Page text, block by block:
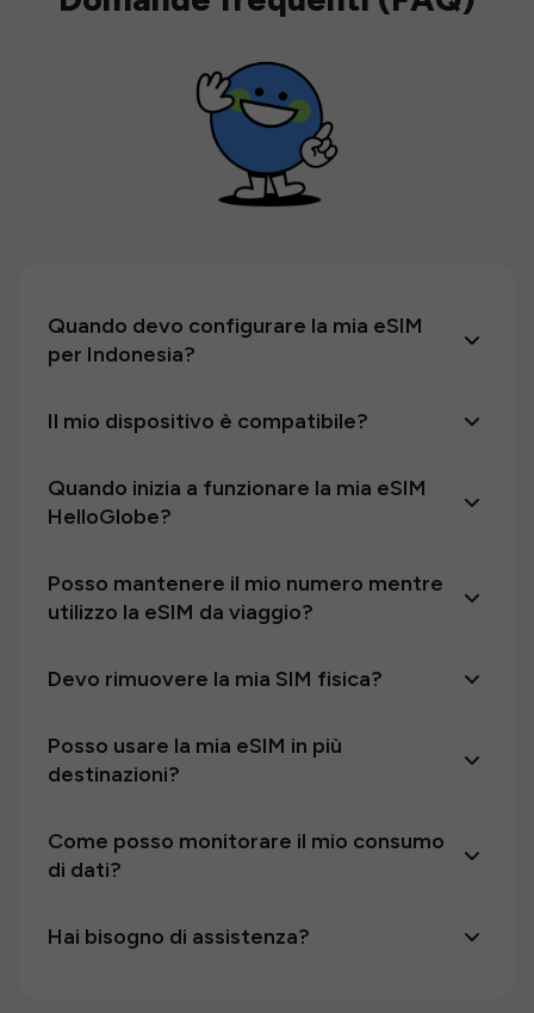
Quando devo configurare la mia eSIM
per Indonesia?
Il mio dispositivo è compatibile?
Quando inizia a funzionare la mia eSIM
HelloGlobe?
Posso mantenere il mio numero mentre
utilizzo la eSIM da viaggio?
Devo rimuovere la mia SIM fisica?
Posso usare la mia eSIM in più
destinazioni?
Come posso monitorare il mio consumo
di dati?
Hai bisogno di assistenza?